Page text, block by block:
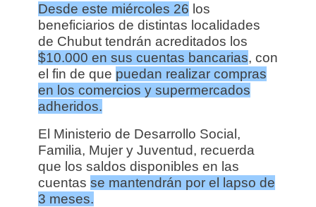
Desde este miércoles 26 los
beneficiarios de distintas localidades
de Chubut tendrán acreditados los
$10.000 en sus cuentas bancarias, con
el fin de que puedan realizar compras
en los comercios y supermercados
adheridos.
El Ministerio de Desarrollo Social,
Familia, Mujer y Juventud, recuerda
que los saldos disponibles en las
cuentas se mantendrán por el lapso de
3 meses.